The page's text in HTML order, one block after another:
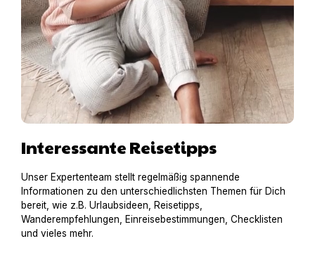
Interessante Reisetipps
Unser Expertenteam stellt regelmäßig spannende
Informationen zu den unterschiedlichsten Themen für Dich
bereit, wie z.B. Urlaubsideen, Reisetipps,
Wanderempfehlungen, Einreisebestimmungen, Checklisten
und vieles mehr.